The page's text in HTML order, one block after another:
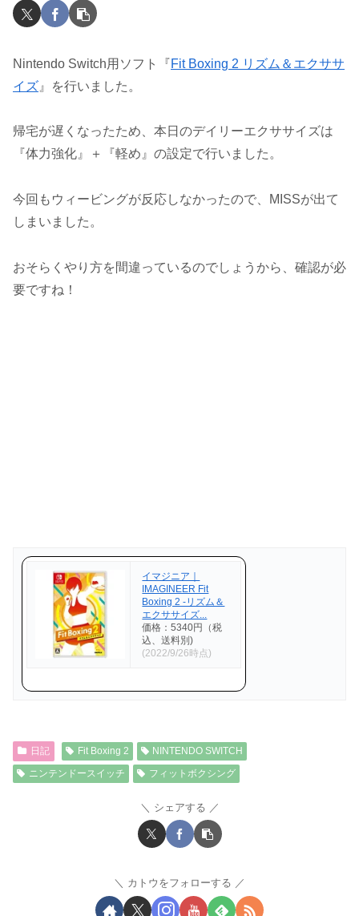
Nintendo Switch用ソフト『Fit Boxing 2 リズム＆エクササ
イズ 』を行いました。
帰宅が遅くなったため、本日のデイリーエクササイズは
『体力強化』＋『軽め』の設定で行いました。
今回もウィービングが反応しなかったので、MISSが出て
しまいました。
おそらくやり方を間違っているのでしょうから、確認が必
要ですね！
イマジニア｜
IMAGINEER Fit
Boxing 2 -リズム＆
エクササイズ...
価格：5340円（税
込、送料別)
(2022/9/26時点)
日記 Fit Boxing 2
NINTENDO SWITCH
ニンテンドースイッチ
フィットボクシング
シェアする
カトウをフォローする